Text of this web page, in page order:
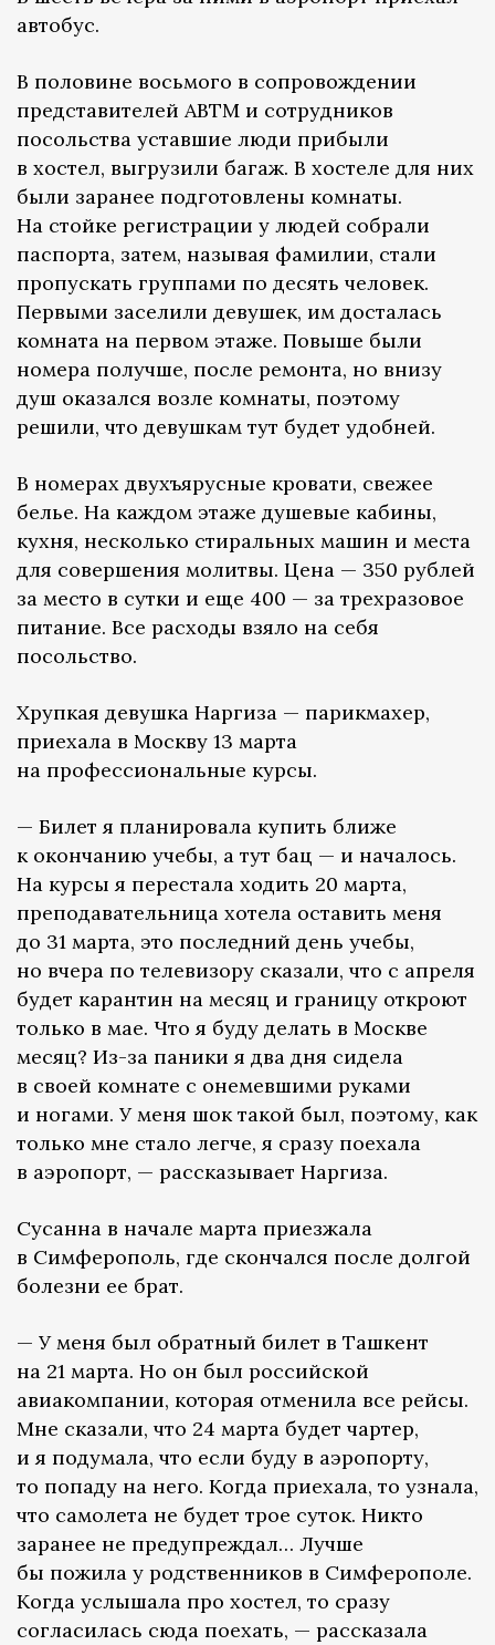
автобус.
В половине восьмого в сопровождении
представителей АВТМ и сотрудников
посольства уставшие люди прибыли
в хостел, выгрузили багаж. В хостеле для них
были заранее подготовлены комнаты.
На стойке регистрации у людей собрали
паспорта, затем, называя фамилии, стали
пропускать группами по десять человек.
Первыми заселили девушек, им досталась
комната на первом этаже. Повыше были
номера получше, после ремонта, но внизу
душ оказался возле комнаты, поэтому
решили, что девушкам тут будет удобней.
В номерах двухъярусные кровати, свежее
белье. На каждом этаже душевые кабины,
кухня, несколько стиральных машин и места
для совершения молитвы. Цена — 350 рублей
за место в сутки и еще 400 — за трехразовое
питание. Все расходы взяло на себя
посольство.
Хрупкая девушка Наргиза — парикмахер,
приехала в Москву 13 марта
на профессиональные курсы.
— Билет я планировала купить ближе
к окончанию учебы, а тут бац — и началось.
На курсы я перестала ходить 20 марта,
преподавательница хотела оставить меня
до 31 марта, это последний день учебы,
но вчера по телевизору сказали, что с апреля
будет карантин на месяц и границу откроют
только в мае. Что я буду делать в Москве
месяц? Из-за паники я два дня сидела
в своей комнате с онемевшими руками
и ногами. У меня шок такой был, поэтому, как
только мне стало легче, я сразу поехала
в аэропорт, — рассказывает Наргиза.
Сусанна в начале марта приезжала
в Симферополь, где скончался после долгой
болезни ее брат.
— У меня был обратный билет в Ташкент
на 21 марта. Но он был российской
авиакомпании, которая отменила все рейсы.
Мне сказали, что 24 марта будет чартер,
и я подумала, что если буду в аэропорту,
то попаду на него. Когда приехала, то узнала,
что самолета не будет трое суток. Никто
заранее не предупреждал… Лучше
бы пожила у родственников в Симферополе.
Когда услышала про хостел, то сразу
согласилась сюда поехать, — рассказала